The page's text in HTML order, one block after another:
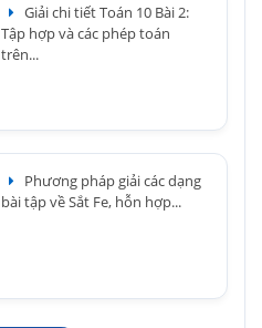
Giải chi tiết Toán 10 Bài 2:
Tập hợp và các phép toán
trên...
Phương pháp giải các dạng
bài tập về Sắt Fe, hỗn hợp...